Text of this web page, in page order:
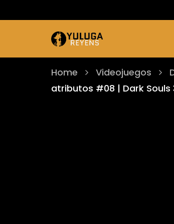
Home Videojuegos
atributos #08 | Dark Souls